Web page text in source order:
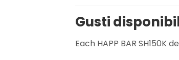
Gusti
Each HAPP BAR